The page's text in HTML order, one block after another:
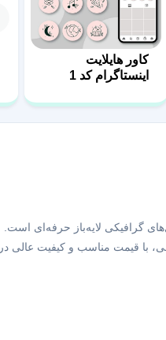
کاور هایلایت
اینستاگرام کد 1
گرافیکی لایه‌باز حرفه‌ای است.
با قیمت مناسب و کیفیت عالی در